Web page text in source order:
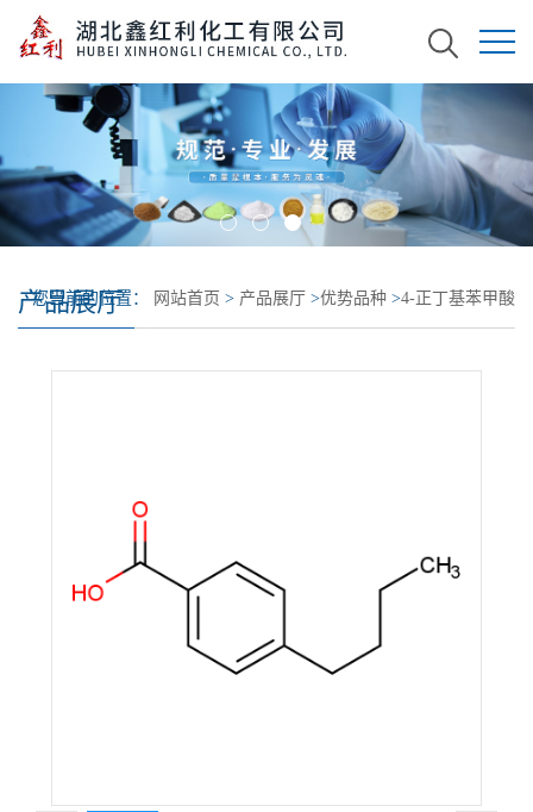
产品展厅
您当前的位置： 网站首页 > 产品展厅 >优势品种 >4-正丁基苯甲酸